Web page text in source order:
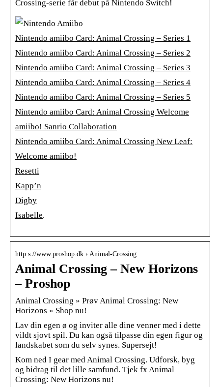
Crossing-serie får debut på Nintendo Switch!
Nintendo amiibo Card: Animal Crossing – Series 1
Nintendo amiibo Card: Animal Crossing – Series 2
Nintendo amiibo Card: Animal Crossing – Series 3
Nintendo amiibo Card: Animal Crossing – Series 4
Nintendo amiibo Card: Animal Crossing – Series 5
Nintendo amiibo Card: Animal Crossing Welcome
amiibo! Sanrio Collaboration
Nintendo amiibo Card: Animal Crossing New Leaf:
Welcome amiibo!
Resetti
Kapp’n
Digby
Isabelle.
http s://www.proshop.dk › Animal-Crossing
Animal Crossing – New Horizons
– Proshop
Animal Crossing » Prøv Animal Crossing: New
Horizons » Shop nu!
Lav din egen ø og inviter alle dine venner med i dette
vildt sjovt spil. Du kan også tilpasse din egen figur og
landskabet som du selv synes. Supersejt!
Kom ned I gear med Animal Crossing. Udforsk, byg
og bidrag til det lille samfund. Tjek fx Animal
Crossing: New Horizons nu!